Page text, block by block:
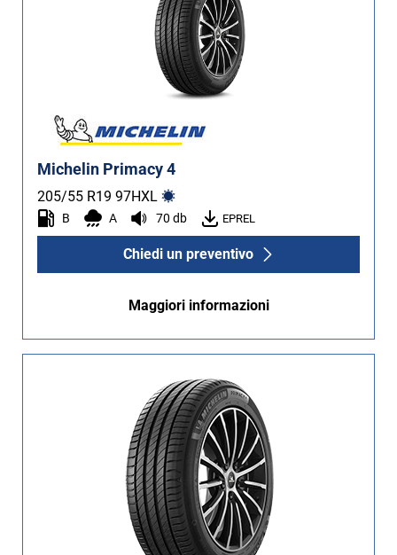
Michelin Primacy 4
205/55 R19 97HXL
B A 70 db EPREL
Chiedi un preventivo
Maggiori informazioni